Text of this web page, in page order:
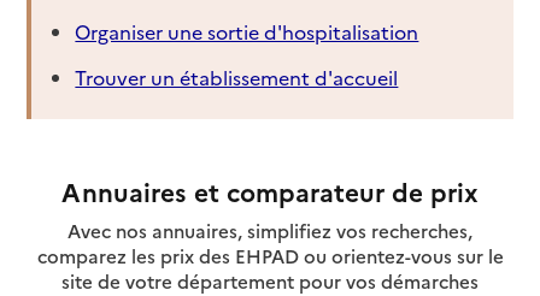
Organiser une sortie d'hospitalisation
Trouver un établissement d'accueil
Annuaires et comparateur de prix
Avec nos annuaires, simplifiez vos recherches,
comparez les prix des EHPAD ou orientez-vous sur le
site de votre département pour vos démarches